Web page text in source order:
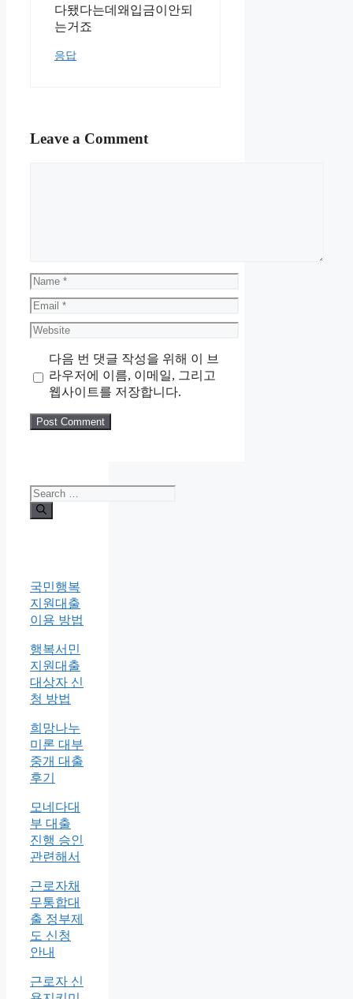
다됐다는데왜입금이안되
는거죠
응답
Leave a Comment
Name
Email
Website
다음 번 댓글 작성을 위해 이 브
라우저에 이름, 이메일, 그리고
웹사이트를 저장합니다.
Search
for:
국민행복
지원대출
이용 방법
행복서민
지원대출
대상자 신
청 방법
희망나누
미론 대부
중개 대출
후기
모네다대
부 대출
진행 승인
관련해서
근로자채
무통합대
출 정부제
도 신청
안내
근로자 신